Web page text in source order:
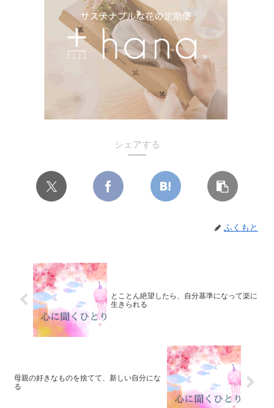
シェアする
ふくもと
とことん絶望したら、自分基準になって楽に
生きられる
母親の好きなものを捨てて、新しい自分にな
る